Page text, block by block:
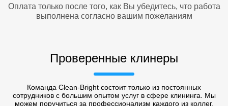
Оплата только после того, как Вы убедитесь, что работа
выполнена согласно вашим пожеланиям
Проверенные клинеры
Команда Clean-Bright состоит только из постоянных
сотрудников с большим опытом услуг в сфере клининга. Мы
можем поручиться за профессионализм каждого из коллег.